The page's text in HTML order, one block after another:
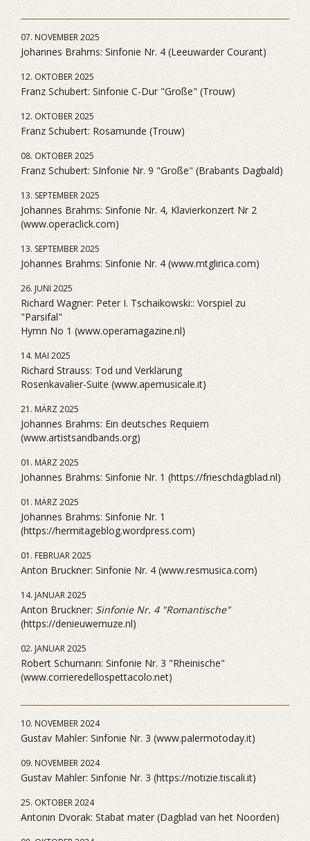
07. NOVEMBER 2025
Johannes Brahms: Sinfonie Nr. 4 (Leeuwarder Courant)
12. OKTOBER 2025
Franz Schubert: Sinfonie C-Dur "Große" (Trouw)
12. OKTOBER 2025
Franz Schubert: Rosamunde (Trouw)
08. OKTOBER 2025
Franz Schubert: SInfonie Nr. 9 "Große" (Brabants Dagbald)
13. SEPTEMBER 2025
Johannes Brahms: Sinfonie Nr. 4, Klavierkonzert Nr 2
(www.operaclick.com)
13. SEPTEMBER 2025
Johannes Brahms: Sinfonie Nr. 4 (www.mtglirica.com)
26. JUNI 2025
Richard Wagner: Peter I. Tschaikowski:: Vorspiel zu
"Parsifal"
Hymn No 1 (www.operamagazine.nl)
14. MAI 2025
Richard Strauss: Tod und Verklärung
Rosenkavalier-Suite (www.apemusicale.it)
21. MÄRZ 2025
Johannes Brahms: Ein deutsches Requiem
(www.artistsandbands.org)
01. MÄRZ 2025
Johannes Brahms: Sinfonie Nr. 1 (https://frieschdagblad.nl)
01. MÄRZ 2025
Johannes Brahms: Sinfonie Nr. 1
(https://hermitageblog.wordpress.com)
01. FEBRUAR 2025
Anton Bruckner: Sinfonie Nr. 4 (www.resmusica.com)
14. JANUAR 2025
Anton Bruckner: Sinfonie Nr. 4 "Romantische"
(https://denieuwemuze.nl)
02. JANUAR 2025
Robert Schumann: Sinfonie Nr. 3 "Rheinische"
(www.corrieredellospettacolo.net)
10. NOVEMBER 2024
Gustav Mahler: Sinfonie Nr. 3 (www.palermotoday.it)
09. NOVEMBER 2024
Gustav Mahler: Sinfonie Nr. 3 (https://notizie.tiscali.it)
25. OKTOBER 2024
Antonin Dvorak: Stabat mater (Dagblad van het Noorden)